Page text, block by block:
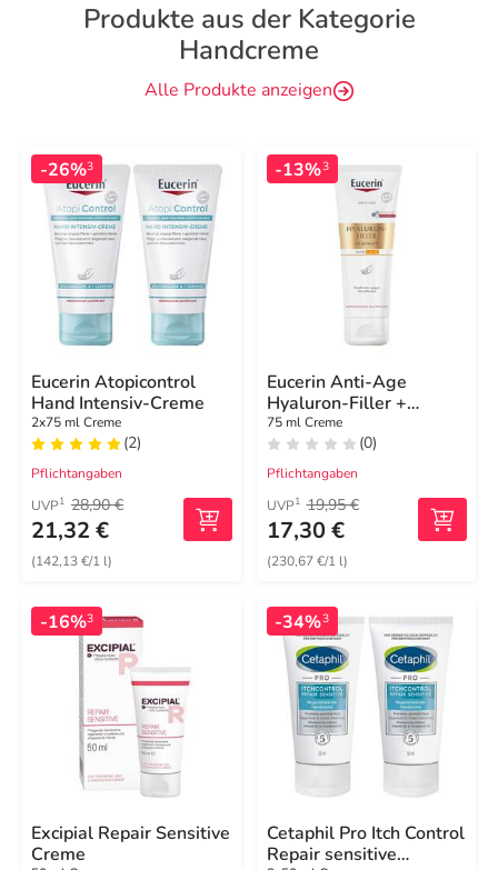
Produkte aus der Kategorie
Handcreme
Alle Produkte anzeigen
-26%3
Eucerin Atopicontrol
Hand Intensiv-Creme
2x75 ml Creme
(2)
Pflichtangaben
UVP1 28,90 €
21,32 €
(142,13 €/1 l)
-13%3
Eucerin Anti-Age
Hyaluron-Filler +
Elasticity Handcreme
75 ml Creme
(0)
Pflichtangaben
UVP1 19,95 €
17,30 €
(230,67 €/1 l)
-16%3
Excipial Repair Sensitive
Creme
-34%3
Cetaphil Pro Itch Control
Repair sensitive